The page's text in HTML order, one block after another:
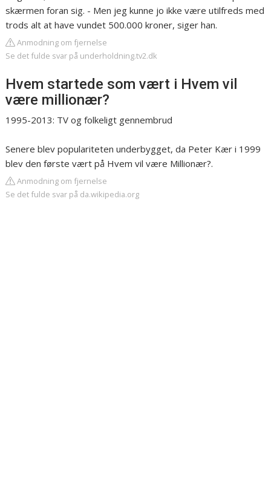
skærmen foran sig. - Men jeg kunne jo ikke være utilfreds med
trods alt at have vundet 500.000 kroner, siger han.
Anmodning om fjernelse
Se det fulde svar på underholdning.tv2.dk
Hvem startede som vært i Hvem vil
være millionær?
1995-2013: TV og folkeligt gennembrud
Senere blev populariteten underbygget, da Peter Kær i 1999
blev den første vært på Hvem vil være Millionær?.
Anmodning om fjernelse
Se det fulde svar på da.wikipedia.org